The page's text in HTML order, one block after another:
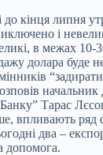
до кінця липня
і
в межах
долара буде
начальник
Банку” Тарас
впливають ряд
два –
допомога.